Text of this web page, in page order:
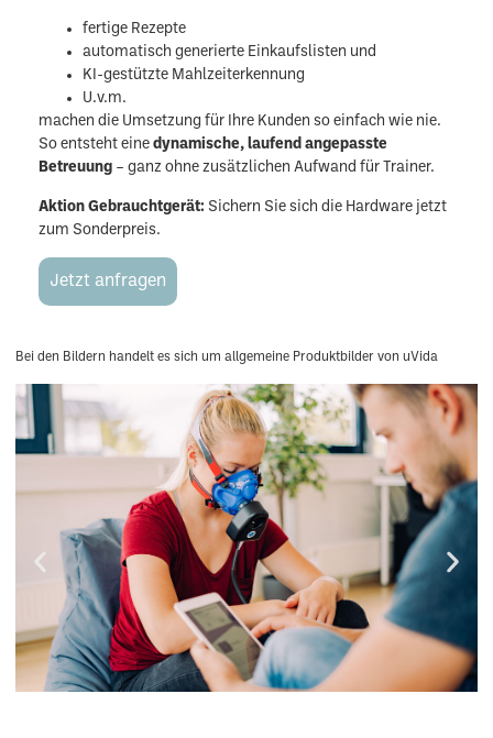
fertige Rezepte
automatisch generierte Einkaufslisten und
KI-gestützte Mahlzeiterkennung
U.v.m.
machen die Umsetzung für Ihre Kunden so einfach wie nie.
So entsteht eine dynamische, laufend angepasste
Betreuung– ganz ohne zusätzlichen Aufwand für Trainer.
Aktion Gebrauchtgerät: Sichern Sie sich die Hardware jetzt
zum Sonderpreis.
Jetzt anfragen
Bei den Bildern handelt es sich um allgemeine Produktbilder von uVida